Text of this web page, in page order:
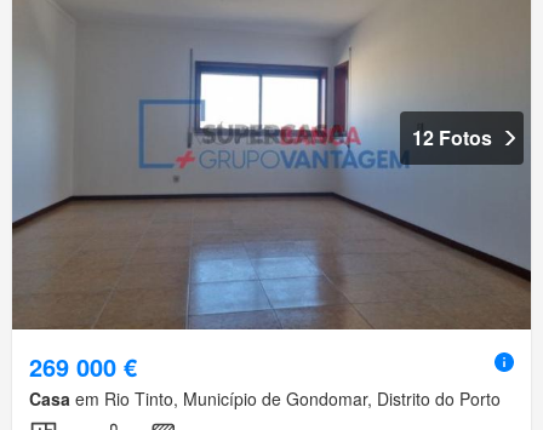
12 Fotos
269 000 €
Casa em Rio Tinto, Município de Gondomar, Distrito do Porto